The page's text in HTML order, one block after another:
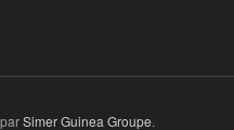
Simer Guinea Groupe.